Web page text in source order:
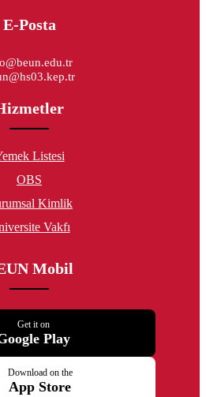
E-Posta
Listesi
OBS
Kimlik
Vakfı
Mobil
Get it on
Play
Download on the
App Store